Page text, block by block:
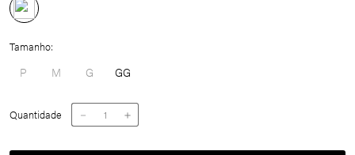
Tamanho
G GG
M
P
Quantidade ＋
－